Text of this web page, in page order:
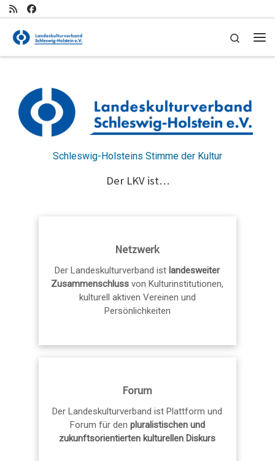
Zum Inhalt springen
Search
Schleswig-Holsteins Stimme der Kultur
Der LKV ist…
Netzwerk
Der Landeskulturverband ist landesweiter
Zusammenschluss von Kulturinstitutionen,
kulturell aktiven Vereinen und
Persönlichkeiten
Forum
Der Landeskulturverband ist Plattform und
Forum für den pluralistischen und
zukunftsorientierten kulturellen Diskurs